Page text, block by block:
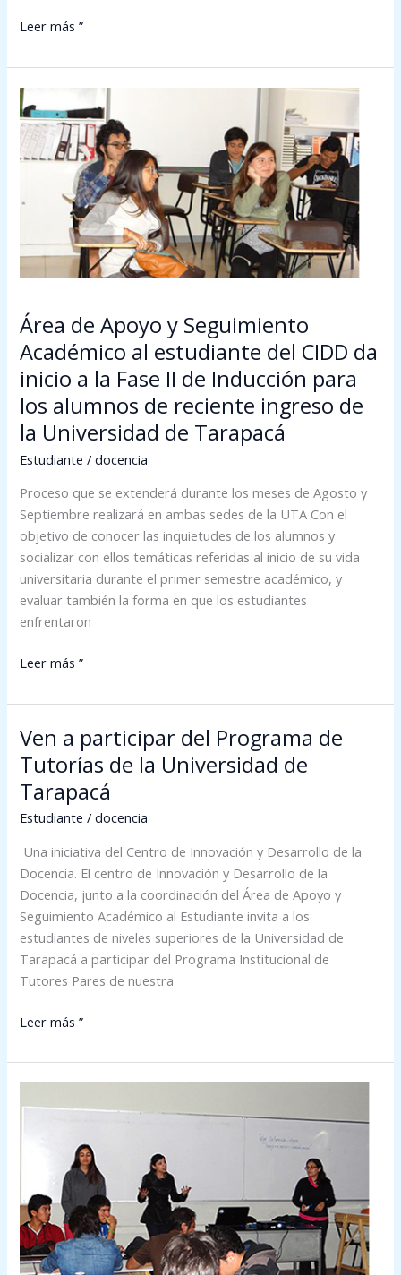
Leer más ”
Área de Apoyo y Seguimiento
Académico al estudiante del CIDD da
inicio a la Fase II de Inducción para
los alumnos de reciente ingreso de
la Universidad de Tarapacá
Estudiante /docencia
Proceso que se extenderá durante los meses de Agosto y
Septiembre realizará en ambas sedes de la UTA Con el
objetivo de conocer las inquietudes de los alumnos y
socializar con ellos temáticas referidas al inicio de su vida
universitaria durante el primer semestre académico, y
evaluar también la forma en que los estudiantes
enfrentaron
Área
de
Apoyo
y
Seguimiento
Académico
estudiante
da
inicio
a
la
Fase
II
de
Inducción
alumnos
ingreso
Universidad
Leer más ”
Ven a participar del Programa de
Tutorías de la Universidad de
Tarapacá
Estudiante /docencia
Una iniciativa del Centro de Innovación y Desarrollo de la
Docencia. El centro de Innovación y Desarrollo de la
Docencia, junto a la coordinación del Área de Apoyo y
Seguimiento Académico al Estudiante invita a los
estudiantes de niveles superiores de la Universidad de
Tarapacá a participar del Programa Institucional de
Tutores Pares de nuestra
Ven
a
participar
del
Programa
Tutorías
de
la
Universidad
de
Tarapacá
Leer más ”
realiza
alumnos
de
la
Carrera
de